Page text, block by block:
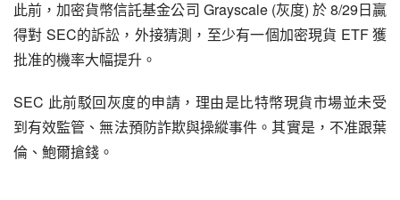
此前，加密貨幣信託基金公司 Grayscale (灰度) 於 8/29日贏
得對 SEC的訴訟，外接猜測，至少有一個加密現貨 ETF 獲
批准的機率大幅提升。
SEC 此前駁回灰度的申請，理由是比特幣現貨市場並未受
到有效監管、無法預防詐欺與操縱事件。其實是，不准跟葉
倫、鮑爾搶錢。